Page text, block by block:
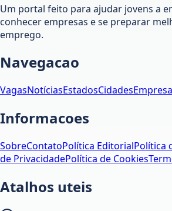
Um portal feito para ajudar jovens a
conhecer empresas e se preparar
emprego.
Navegacao
VagasNotíciasEstadosCidades
Informacoes
SobreContatoPolítica EditorialPolítica
de PrivacidadePolítica de Cookies
Atalhos uteis